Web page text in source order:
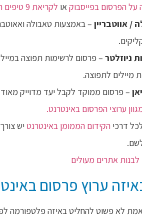
על הפרסום בפייסבוקאו לקריאת 9 טיפים חשובים לפרסום בפייסבוק
/ אווטבריין – באמצעות טאבולה
ניוזלטר – פרסום לרשימות תפוצה
מיילים לתפוצה.
– פרסום ממוקד לקבל יעד מדוייק
ערוצי הפרסום באינטרנט.
דרכי הקידום הממומן באינטרנט יש
אתרים מעולים
ערוץ פרסום
לא פשוט להחליט באיזה פלטפורמה